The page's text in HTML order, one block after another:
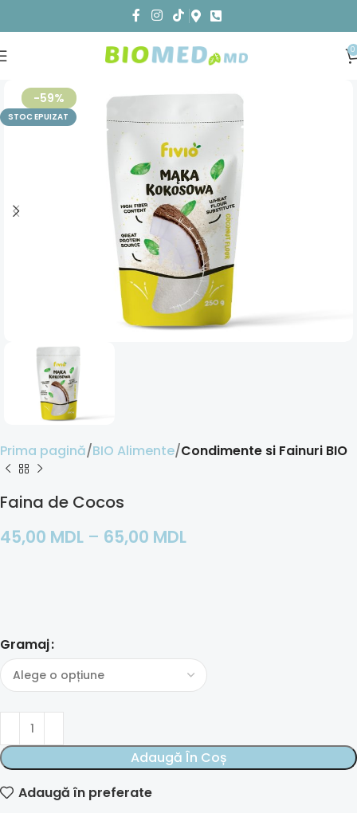
0
-59%
STOC EPUIZAT
Prima pagină BIO Alimente Condimente si Fainuri BIO
Faina de Cocos
45,00 MDL – 65,00 MDL
Gramaj
Adaugă În Coș
Adaugă în preferate